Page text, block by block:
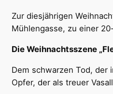
Zur diesjährigen
Mühlengasse, zu einer
Die Weihnachtsszene
Dem schwarzen Tod, der
Opfer, der als treuer